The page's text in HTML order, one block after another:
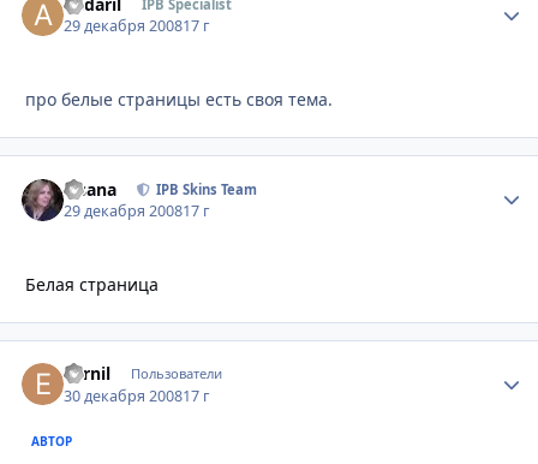
IPB Specialist
29 декабря 200817 г
про белые страницы есть своя тема.
Fisana IPB Skins Team
29 декабря 200817 г
Белая страница
Earnil Пользователи
30 декабря 200817 г
АВТОР